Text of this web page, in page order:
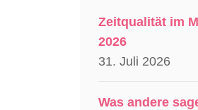
Zeitqualität im
2026
31. Juli 2026
Was andere